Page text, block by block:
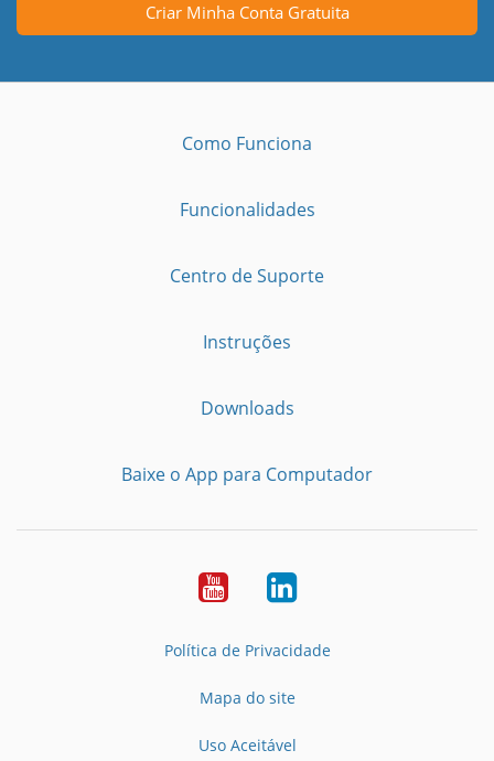
Criar Minha Conta Gratuita
Como Funciona
Funcionalidades
Centro de Suporte
Instruções
Downloads
Baixe o App para Computador
YoutubeLinkedIn
Política de Privacidade
Mapa do site
Uso Aceitável